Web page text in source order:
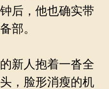
后，他也确实带
部。
新人抱着一沓全
，脸形消瘦的机